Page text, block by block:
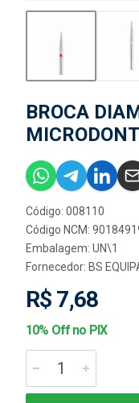
BROCA
MICRODONT
Código: 008110
Código NCM:
Embalagem: UN\1
Fornecedor: BS
R$ 7,68
10% Off no PIX